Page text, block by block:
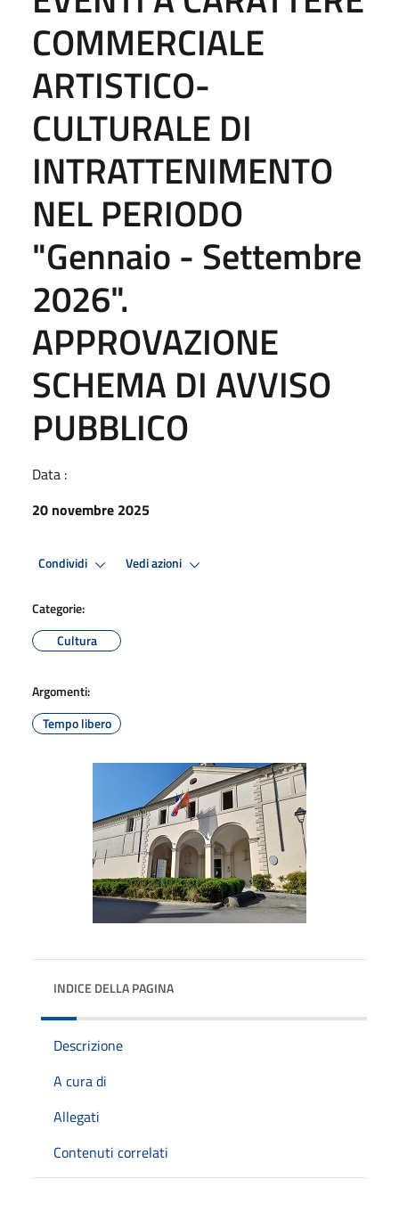
COMMERCIALE
ARTISTICO-
CULTURALE DI
INTRATTENIMENTO
NEL PERIODO
"Gennaio - Settembre
2026".
APPROVAZIONE
SCHEMA DI AVVISO
PUBBLICO
Data :
20 novembre 2025
Condividi Vedi azioni
Categorie:
Cultura
Argomenti:
Tempo libero
INDICE DELLA PAGINA
Descrizione
A cura di
Allegati
Contenuti correlati